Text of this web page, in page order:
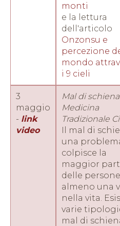
monti
e la lettura
dell'articolo
Onzonsu e
percezione
mondo
i 9 cieli
3
maggio
- link
video
Mal di
Medicina
Tradizionale
Il mal di
una
colpisce la
maggior
delle persone
almeno una
nella vita.
varie
mal di